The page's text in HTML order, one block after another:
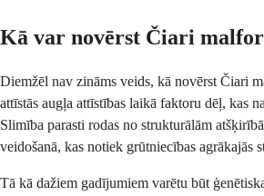
Kā var novērst Čiari
Diemžēl nav zināms veids, kā novērst Čiari
attīstās augļa attīstības laikā faktoru dēļ, kas
Slimība parasti rodas no strukturālām
veidošanā, kas notiek grūtniecības agrākajās
Tā kā dažiem gadījumiem varētu būt